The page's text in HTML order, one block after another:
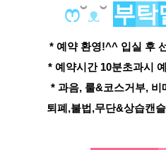
ෆ˘ᴥ˘ 부탁
* 예약 환영!^^ 입실 후
* 예약시간 10분초과시
* 과음, 룰&코스거부, 비
퇴폐,불법,무단&상습캔